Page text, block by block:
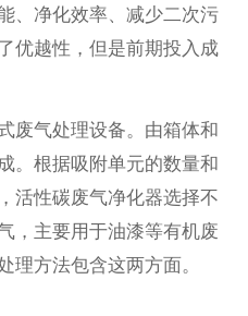
、净化效率、减少二次污
优越性，但是前期投入成
废气处理设备。由箱体和
。根据吸附单元的数量和
活性碳废气净化器选择不
，主要用于油漆等有机废
理方法包含这两方面。